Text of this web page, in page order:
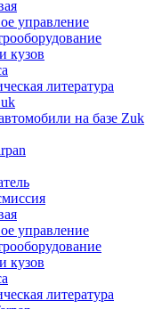
управление
кузов
литература
на базе Zuk
управление
кузов
литература